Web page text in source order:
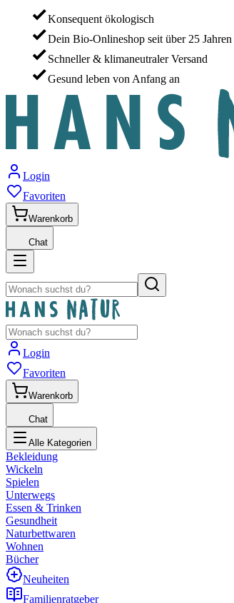
Konsequent ökologisch
Dein Bio-Onlineshop seit über 25 Jahren
Schneller & klimaneutraler Versand
Gesund leben von Anfang an
Login
Favoriten
Warenkorb
Chat
Login
Favoriten
Warenkorb
Chat
Alle Kategorien
Bekleidung
Wickeln
Spielen
Unterwegs
Essen & Trinken
Gesundheit
Naturbettwaren
Wohnen
Bücher
Neuheiten
Familienratgeber